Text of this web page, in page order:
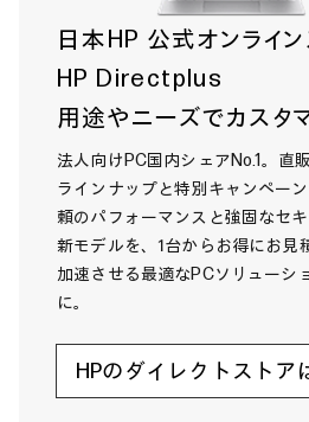
日本HP 公式オンライン
HP Directplus
用途やニーズでカスタ
法人向けPC国内シェアNo.1。直
ラインナップと特別キャンペー
頼のパフォーマンスと強固なセ
新モデルを、1台からお得にお見
加速させる最適なPCソリューシ
に。
HPのダイレクトストア